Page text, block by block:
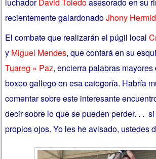
recientemente galardonadoJhony
El combate que realizarán el púgil local
y Miguel Mendes, que contará en su
Tuareg » Paz, encierra palabras mayores
boxeo gallego en esa categoría. Habría
comentar sobre este interesante
decir sobre lo que se pueden perder. . .
propios ojos. Yo les he avisado, ustedes